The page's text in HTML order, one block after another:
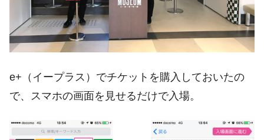
e+（イープラス）でチケットを購入しておいたの
で、スマホの画面を見せるだけで入場。